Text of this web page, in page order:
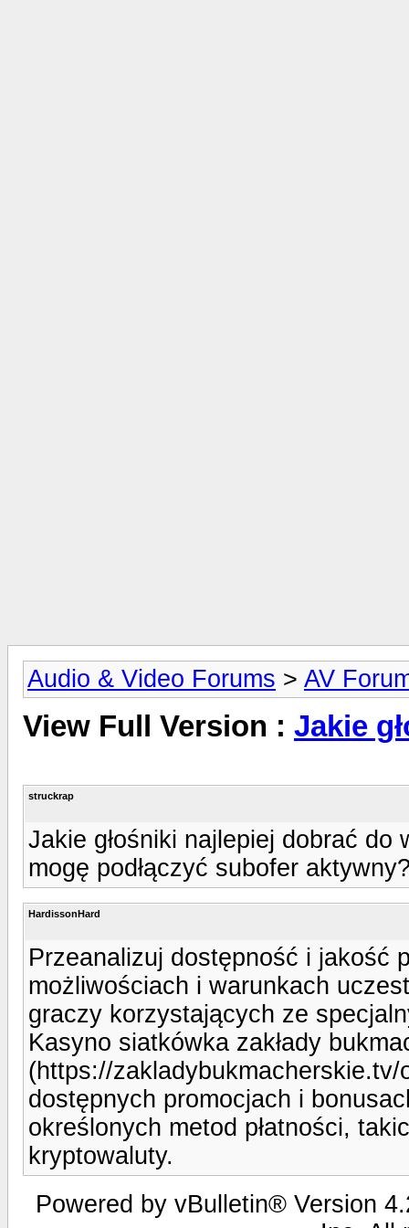
Audio & Video Forums > AV
View Full Version : Jakie
struckrap
Jakie głośniki najlepiej dobrać
mogę podłączyć subofer
HardissonHard
Przeanalizuj dostępność i jakość
możliwościach i warunkach
graczy korzystających ze
Kasyno siatkówka zakłady
(https://
dostępnych promocjach i
określonych metod płatności,
kryptowaluty.
Powered by vBulletin® Version